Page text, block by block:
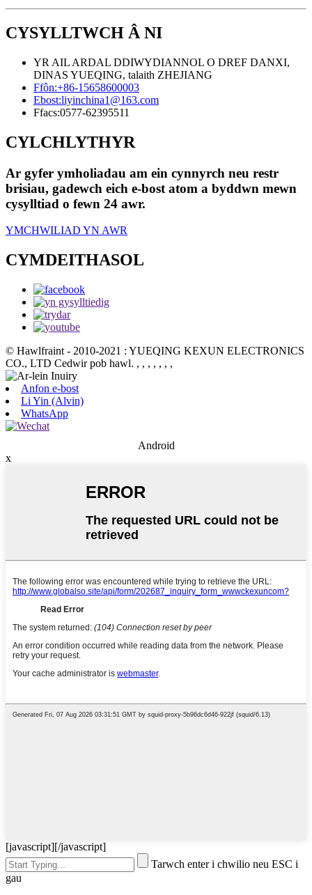
CYSYLLTWCH Â NI
YR AIL ARDAL DDIWYDIANNOL O DREF DANXI,
DINAS YUEQING, talaith ZHEJIANG
Ffôn:+86-15658600003
Ebost:liyinchina1@163.com
Ffacs:0577-62395511
CYLCHLYTHYR
Ar gyfer ymholiadau am ein cynnyrch neu restr
brisiau, gadewch eich e-bost atom a byddwn mewn
cysylltiad o fewn 24 awr.
YMCHWILIAD YN AWR
CYMDEITHASOL
© Hawlfraint - 2010-2021 : YUEQING KEXUN ELECTRONICS
CO., LTD Cedwir pob hawl. , , , , , , ,
Anfon e-bost
Li Yin (Alvin)
WhatsApp
Android
x
[javascript][/javascript]
Tarwch enter i chwilio neu ESC i
gau